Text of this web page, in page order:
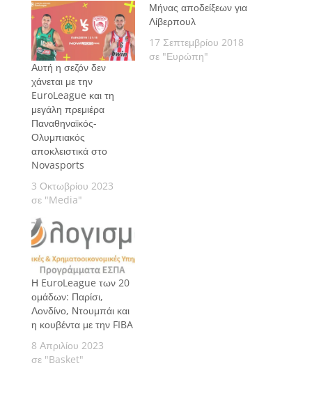
Αυτή η σεζόν δεν
χάνεται με την
EuroLeague και τη
μεγάλη πρεμιέρα
Παναθηναϊκός-
Ολυμπιακός
αποκλειστικά στο
Novasports
3 Οκτωβρίου 2023
σε "Media"
Μήνας αποδείξεων για
Λίβερπουλ
17 Σεπτεμβρίου 2018
σε "Ευρώπη"
Η EuroLeague των 20
ομάδων: Παρίσι,
Λονδίνο, Ντουμπάι και
η κουβέντα με την FIBA
8 Απριλίου 2023
σε "Basket"